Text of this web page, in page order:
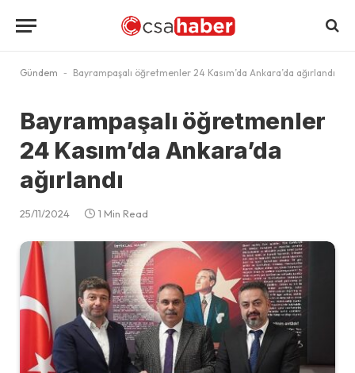
Gündem - Bayrampaşalı öğretmenler 24 Kasım’da Ankara’da ağırlandı
Bayrampaşalı öğretmenler
24 Kasım’da Ankara’da
ağırlandı
25/11/2024 1 Min Read